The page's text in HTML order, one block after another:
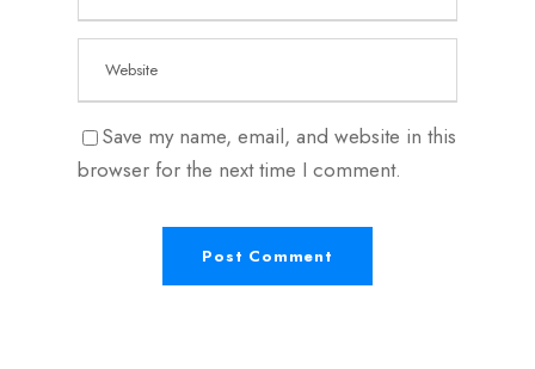
Save my name, email, and website in this
browser for the next time I comment.